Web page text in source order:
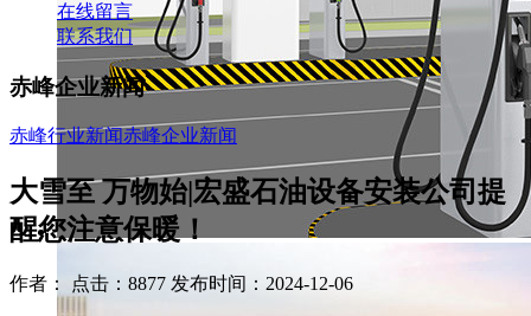
在线留言
联系我们
赤峰企业新闻
赤峰行业新闻赤峰企业新闻
大雪至 万物始|宏盛石油设备安装公司提
醒您注意保暖！
作者： 点击：8877 发布时间：2024-12-06